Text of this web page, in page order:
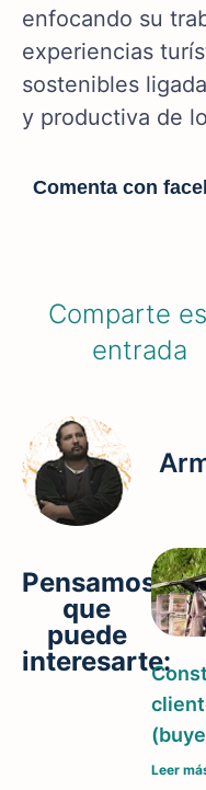
Pensamos
que
puede
interesarte:
Leer
enfocando su
experiencias
sostenibles
y productiva de
Comenta con
Comparte
entrada